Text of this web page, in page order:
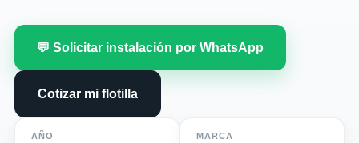
💬 Solicitar instalación por WhatsApp
Cotizar mi flotilla
AÑO MARCA